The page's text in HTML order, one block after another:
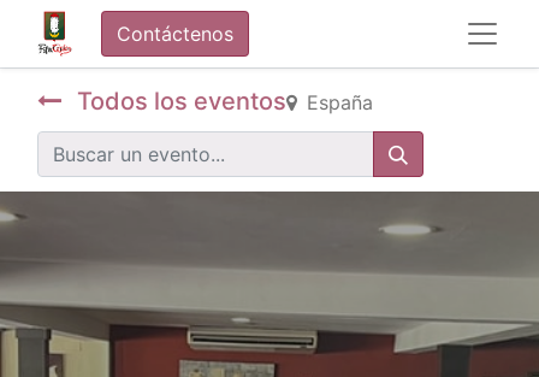
Contáctenos
Todos los eventos España